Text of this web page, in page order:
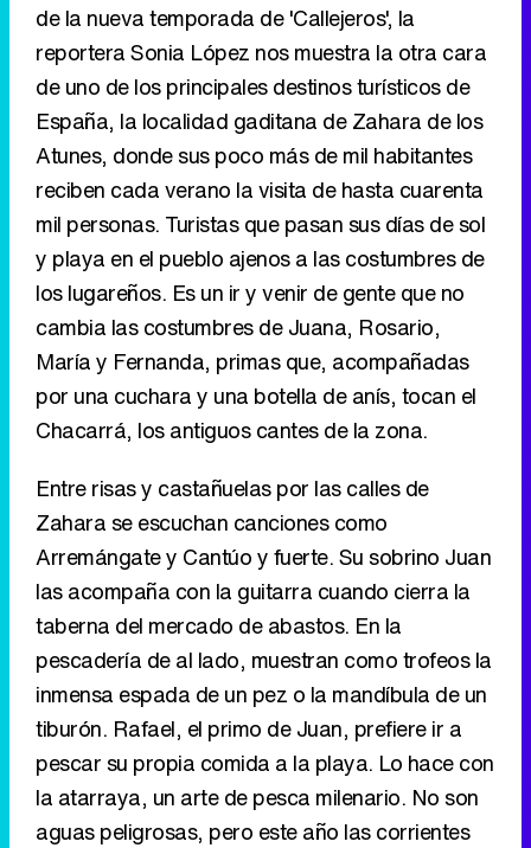
de la nueva temporada de 'Callejeros', la
reportera Sonia López nos muestra la otra cara
de uno de los principales destinos turísticos de
España, la localidad gaditana de Zahara de los
Atunes, donde sus poco más de mil habitantes
reciben cada verano la visita de hasta cuarenta
mil personas. Turistas que pasan sus días de sol
y playa en el pueblo ajenos a las costumbres de
los lugareños. Es un ir y venir de gente que no
cambia las costumbres de Juana, Rosario,
María y Fernanda, primas que, acompañadas
por una cuchara y una botella de anís, tocan el
Chacarrá, los antiguos cantes de la zona.
Entre risas y castañuelas por las calles de
Zahara se escuchan canciones como
Arremángate y Cantúo y fuerte. Su sobrino Juan
las acompaña con la guitarra cuando cierra la
taberna del mercado de abastos. En la
pescadería de al lado, muestran como trofeos la
inmensa espada de un pez o la mandíbula de un
tiburón. Rafael, el primo de Juan, prefiere ir a
pescar su propia comida a la playa. Lo hace con
la atarraya, un arte de pesca milenario. No son
aguas peligrosas, pero este año las corrientes